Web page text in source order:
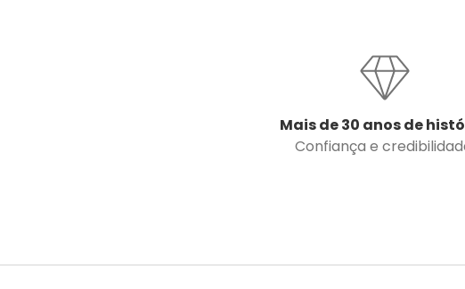
Mais de 30 anos de
Confiança e